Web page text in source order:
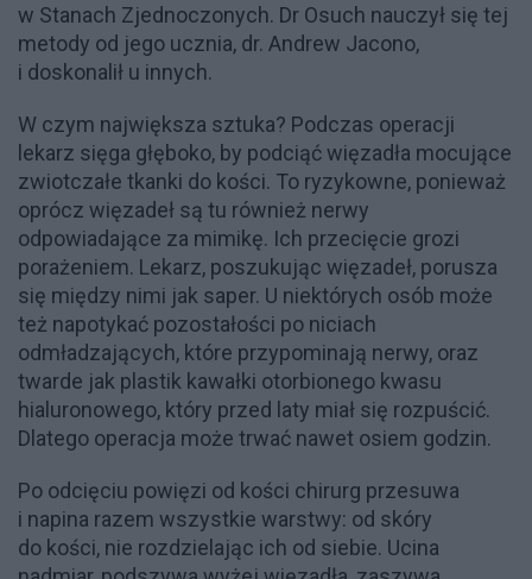
w Stanach Zjednoczonych. Dr Osuch nauczył się tej
metody od jego ucznia, dr. Andrew Jacono,
i doskonalił u innych.
W czym największa sztuka? Podczas operacji
lekarz sięga głęboko, by podciąć więzadła mocujące
zwiotczałe tkanki do kości. To ryzykowne, ponieważ
oprócz więzadeł są tu również nerwy
odpowiadające za mimikę. Ich przecięcie grozi
porażeniem. Lekarz, poszukując więzadeł, porusza
się między nimi jak saper. U niektórych osób może
też napotykać pozostałości po niciach
odmładzających, które przypominają nerwy, oraz
twarde jak plastik kawałki otorbionego kwasu
hialuronowego, który przed laty miał się rozpuścić.
Dlatego operacja może trwać nawet osiem godzin.
Po odcięciu powięzi od kości chirurg przesuwa
i napina razem wszystkie warstwy: od skóry
do kości, nie rozdzielając ich od siebie. Ucina